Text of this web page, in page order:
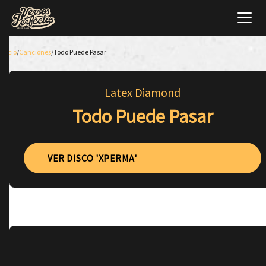
Inicio/Canciones/Todo Puede Pasar
Latex Diamond
Todo Puede Pasar
VER DISCO 'XPERMA'